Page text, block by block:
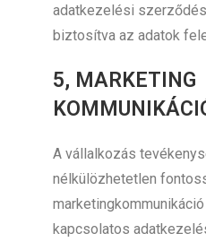
adatkezelési
biztosítva az adatok
5, MARKETING
A vállalkozás
nélkülözhetetlen
kapcsolatos